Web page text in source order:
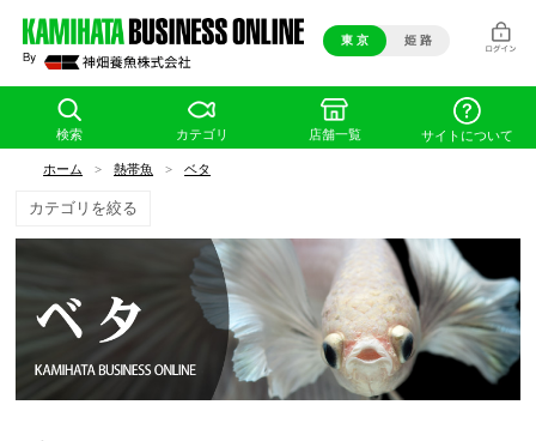
東 京 姫 路
検索 カテゴリ 店舗一覧 サイトについて
ホーム > 熱帯魚 > ベタ
カテゴリを絞る